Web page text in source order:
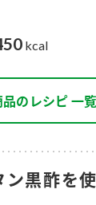
kcal
品のレシピ 一覧
ン黒酢を